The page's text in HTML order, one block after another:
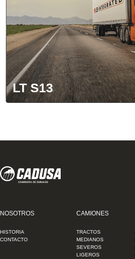
LT S13
NOSOTROS
HISTORIA
CONTACTO
CAMIONES
TRACTOS
MEDIANOS
SEVEROS
LIGEROS